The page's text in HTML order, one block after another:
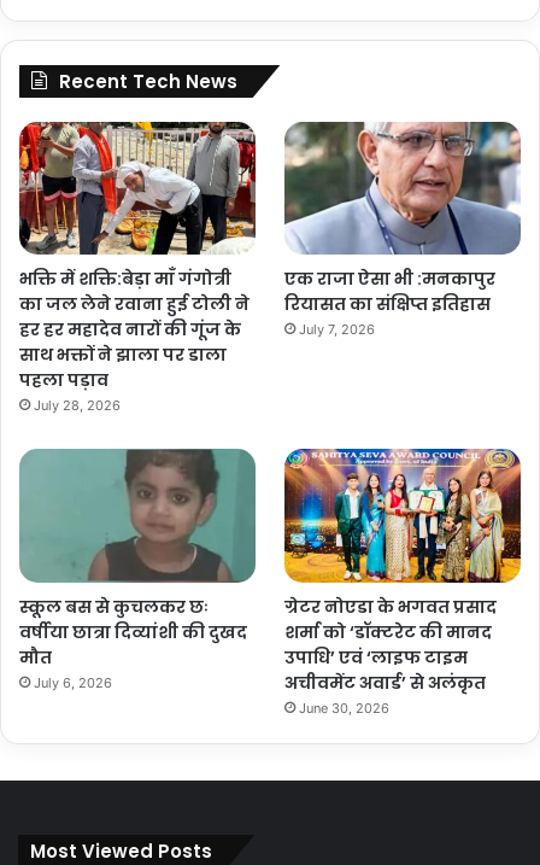
Recent Tech News
भक्ति में शक्ति:बेड़ा माँ गंगोत्री
का जल लेने रवाना हुई टोली ने
हर हर महादेव नारों की गूंज के
साथ भक्तों ने झाला पर डाला
पहला पड़ाव
July 28, 2026
एक राजा ऐसा भी :मनकापुर
रियासत का संक्षिप्त इतिहास
July 7, 2026
स्कूल बस से कुचलकर छः
वर्षीया छात्रा दिव्यांशी की दुखद
मौत
July 6, 2026
ग्रेटर नोएडा के भगवत प्रसाद
शर्मा को ‘डॉक्टरेट की मानद
उपाधि’ एवं ‘लाइफ टाइम
अचीवमेंट अवार्ड’ से अलंकृत
June 30, 2026
Most Viewed Posts